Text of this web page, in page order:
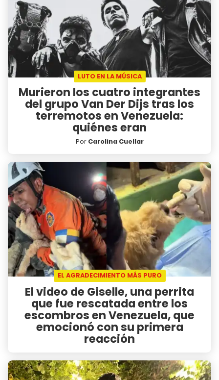
LUTO EN LA MÚSICA
Murieron los cuatro integrantes
del grupo Van Der Dijs tras los
terremotos en Venezuela:
quiénes eran
Por Carolina Cuellar
EL AGRADECIMIENTO MÁS PURO
El video de Giselle, una perrita
que fue rescatada entre los
escombros en Venezuela, que
emocionó con su primera
reacción